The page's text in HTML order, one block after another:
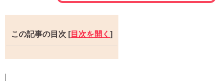
この記事の目次 [目次を開く ]